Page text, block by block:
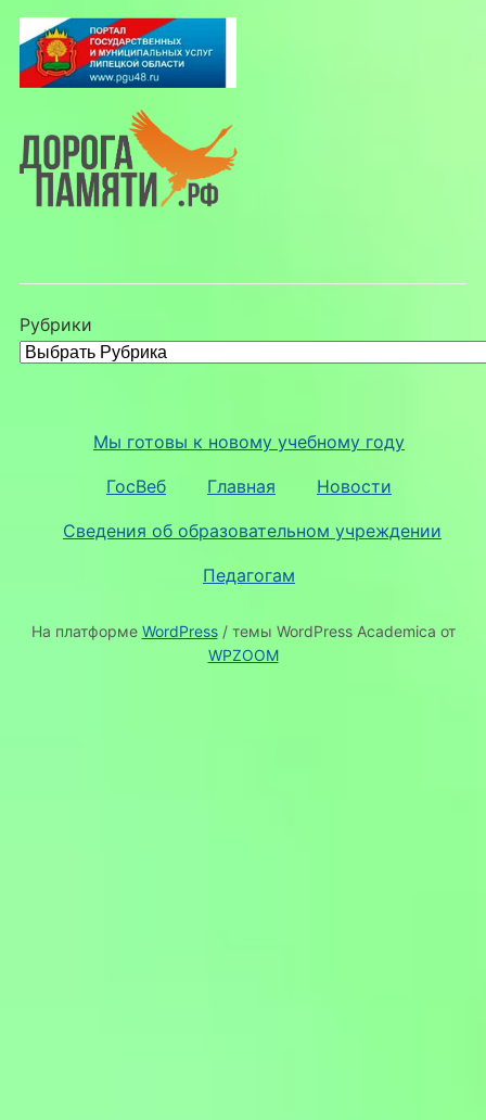
Рубрики
Мы готовы к новому учебному году
ГосВеб Главная Новости
Сведения об образовательном учреждении
Педагогам
На платформе WordPress/ темы WordPress Academica от
WPZOOM